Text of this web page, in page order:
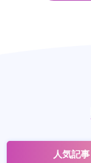
人気記事